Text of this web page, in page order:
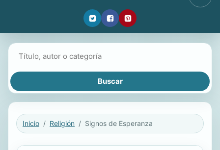
Inicio Religión Signos de Esperanza